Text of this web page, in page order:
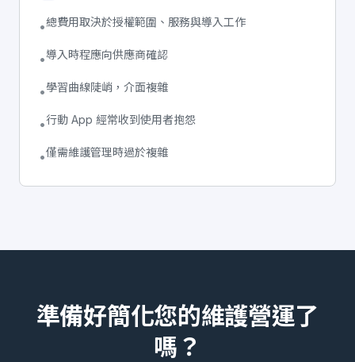
•總費用取決於授權範圍、服務與導入工作
•導入時程應向供應商確認
•學習曲線陡峭，介面複雜
•行動 App 經常收到使用者抱怨
•僅需維護管理時過於複雜
準備好簡化您的維護營運了
嗎？